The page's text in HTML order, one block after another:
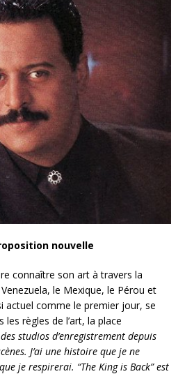
nouvelle
connaître son art à travers la
le Mexique, le Pérou et
actuel comme le premier jour, se
les règles de l’art, la place
des studios d’enregistrement depuis
J’ai une histoire que je ne
je respirerai. “The King is Back” est